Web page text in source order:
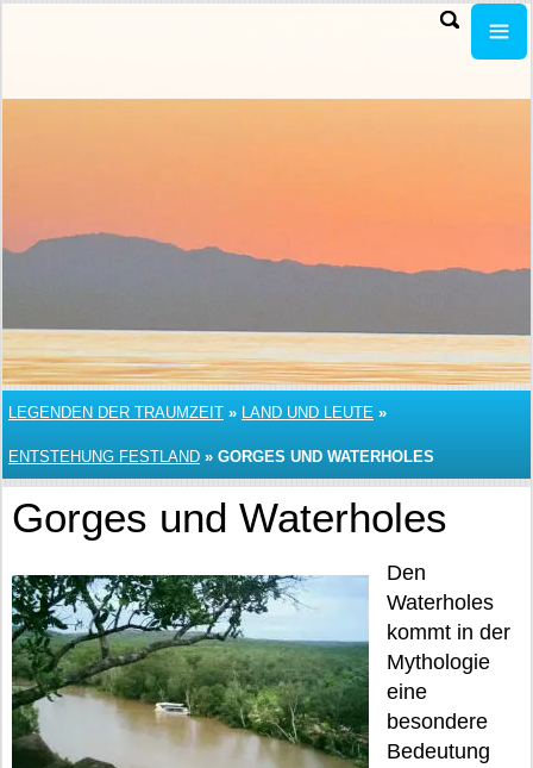
LEGENDEN DER TRAUMZEIT » LAND UND LEUTE »
ENTSTEHUNG FESTLAND » GORGES UND WATERHOLES
Gorges und Waterholes
Den
Waterholes
kommt in der
Mythologie
eine
besondere
Bedeutung